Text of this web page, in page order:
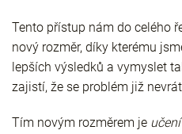
Tento přístup nám do celého
nový rozměr, díky kterému
lepších výsledků a vymyslet
zajistí, že se problém již
Tím novým rozměrem je